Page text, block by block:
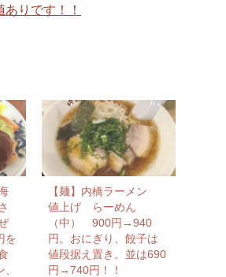
りです！！
を
【麺】内橋ラーメン
値上げ らーめん
（中） 900円→940
円。おにぎり、餃子は
値段据え置き。並は690
円→740円！！